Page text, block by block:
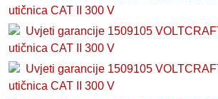
utičnica CAT II 300 V
Uvjeti garancije 1509105
utičnica CAT II 300 V
Uvjeti garancije 1509105
utičnica CAT II 300 V